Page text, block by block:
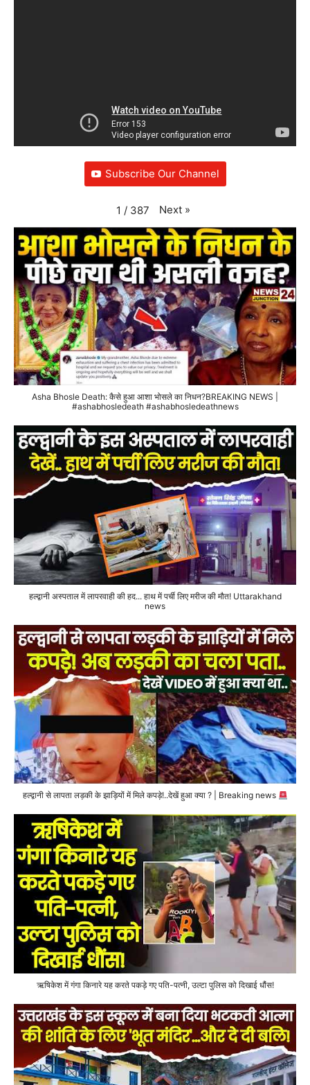
Subscribe Our Channel
1 / 387 Next »
Asha Bhosle Death: कैसे हुआ आशा भोसले का निधन?BREAKING NEWS |
#ashabhosledeath #ashabhosledeathnews
हल्द्वानी अस्पताल में लापरवाही की हद... हाथ में पर्ची लिए मरीज की मौत! Uttarakhand
news
हल्द्वानी से लापता लड़की के झाड़ियों में मिले कपड़े!..देखें हुआ क्या ? | Breaking news
ऋषिकेश में गंगा किनारे यह करते पकड़े गए पति-पत्नी, उल्टा पुलिस को दिखाई धौंस!